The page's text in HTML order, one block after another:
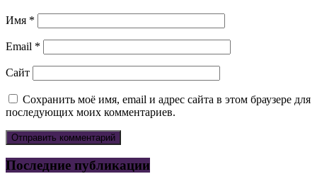
Имя *
Email *
Сайт
Сохранить моё имя, email и адрес сайта в этом браузере для
последующих моих комментариев.
Последние публикации